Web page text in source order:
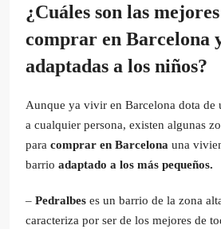
¿Cuáles son las
comprar en Barcelona
adaptadas a los niños?
Aunque ya vivir en Barcelona dota de
a cualquier persona, existen algunas
para comprar en Barcelona una
barrio adaptado a los más pequeños.
– Pedralbes es un barrio de la zona
caracteriza por ser de los mejores de